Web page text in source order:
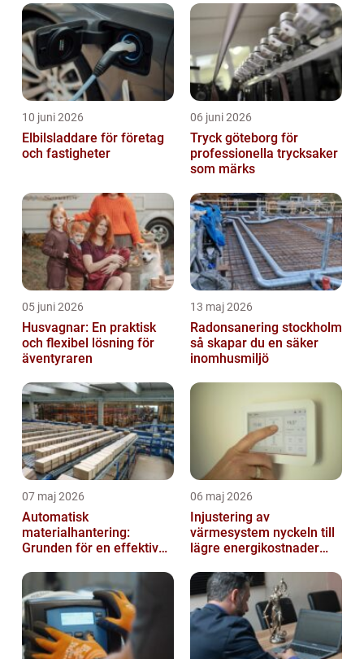
10 juni 2026
Elbilsladdare för företag
och fastigheter
06 juni 2026
Tryck göteborg för
professionella trycksaker
som märks
05 juni 2026
Husvagnar: En praktisk
och flexibel lösning för
äventyraren
13 maj 2026
Radonsanering stockholm
så skapar du en säker
inomhusmiljö
07 maj 2026
Automatisk
materialhantering:
Grunden för en effektiv
06 maj 2026
Injustering av
värmesystem nyckeln till
lägre energikostnader
inomhusklimat